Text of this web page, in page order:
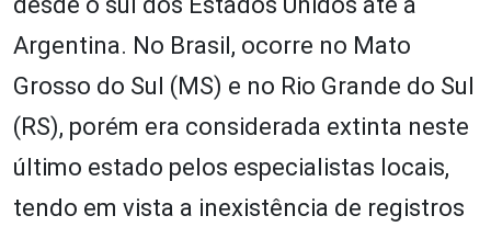
Argentina. No Brasil, ocorre no Mato
Grosso do Sul (MS) e no Rio Grande do Sul
(RS), porém era considerada extinta neste
último estado pelos especialistas locais,
tendo em vista a inexistência de registros